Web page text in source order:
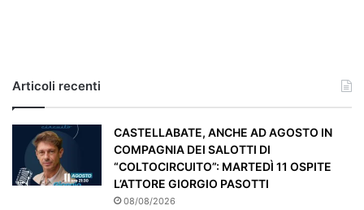
e
p
i
Articoli recenti
CASTELLABATE, ANCHE AD AGOSTO IN
COMPAGNIA DEI SALOTTI DI
“COLTOCIRCUITO”: MARTEDÌ 11 OSPITE
L’ATTORE GIORGIO PASOTTI
08/08/2026